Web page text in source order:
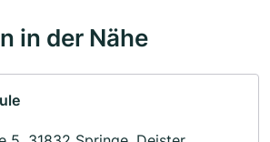
in der Nähe